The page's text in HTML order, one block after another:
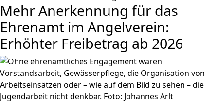
Mehr Anerkennung für das
Ehrenamt im Angelverein:
Erhöhter Freibetrag ab 2026